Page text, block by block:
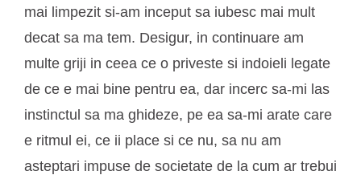
mai limpezit si-am inceput sa iubesc mai mult
decat sa ma tem. Desigur, in continuare am
multe griji in ceea ce o priveste si indoieli legate
de ce e mai bine pentru ea, dar incerc sa-mi las
instinctul sa ma ghideze, pe ea sa-mi arate care
e ritmul ei, ce ii place si ce nu, sa nu am
asteptari impuse de societate de la cum ar trebui